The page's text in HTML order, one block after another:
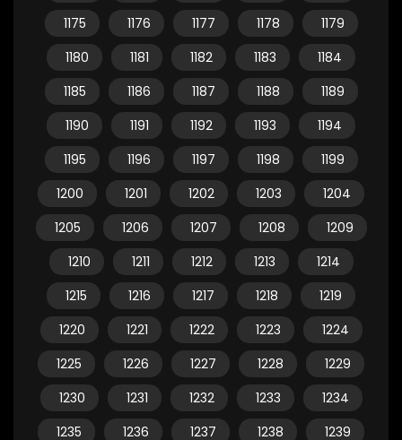
1175
1176 1177 1178
1179
1180
1181 1182 1183
1184
1185
1186 1187 1188
1189
1190
1191 1192 1193
1194
1195
1196 1197 1198
1199
1200
1201 1202 1203
1204
1205
1206 1207 1208
1209
1210
1211 1212 1213
1214
1215
1216 1217 1218
1219
1220
1221 1222 1223
1224
1225
1226 1227 1228
1229
1230
1231 1232 1233
1234
1235
1236 1237 1238
1239